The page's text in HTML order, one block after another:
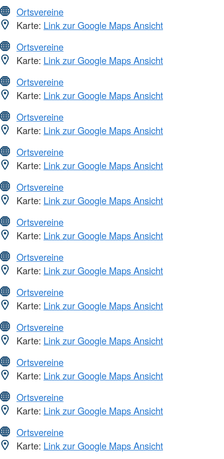
Ortsvereine
Karte: Link zur Google Maps Ansicht
Ortsvereine
Karte: Link zur Google Maps Ansicht
Ortsvereine
Karte: Link zur Google Maps Ansicht
Ortsvereine
Karte: Link zur Google Maps Ansicht
Ortsvereine
Karte: Link zur Google Maps Ansicht
Ortsvereine
Karte: Link zur Google Maps Ansicht
Ortsvereine
Karte: Link zur Google Maps Ansicht
Ortsvereine
Karte: Link zur Google Maps Ansicht
Ortsvereine
Karte: Link zur Google Maps Ansicht
Ortsvereine
Karte: Link zur Google Maps Ansicht
Ortsvereine
Karte: Link zur Google Maps Ansicht
Ortsvereine
Karte: Link zur Google Maps Ansicht
Ortsvereine
Karte: Link zur Google Maps Ansicht